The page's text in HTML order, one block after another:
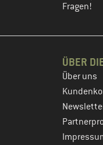
Fragen!
ÜBER
Über uns